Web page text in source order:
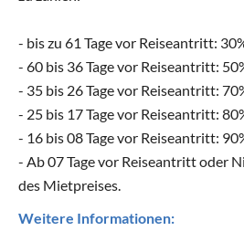
- bis zu 61 Tage vor Reiseantritt:
- 60 bis 36 Tage vor Reiseantritt:
- 35 bis 26 Tage vor Reiseantritt:
- 25 bis 17 Tage vor Reiseantritt:
- 16 bis 08 Tage vor Reiseantritt:
- Ab 07 Tage vor Reiseantritt oder
des Mietpreises.
Weitere Informationen: